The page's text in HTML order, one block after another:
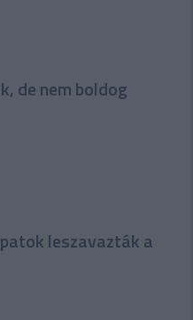
de nem boldog
leszavazták a